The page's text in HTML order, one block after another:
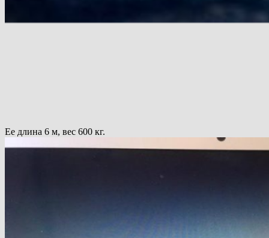
Ее длина 6 м, вес 600 кг.